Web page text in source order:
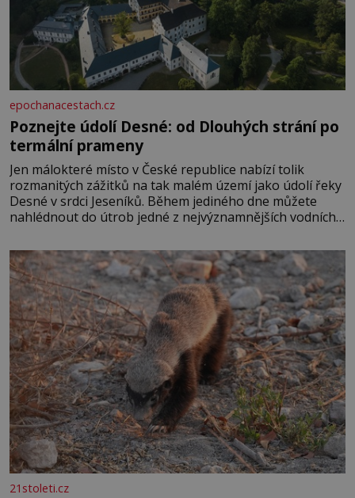
epochanacestach.cz
Poznejte údolí Desné: od Dlouhých strání po
termální prameny
Jen málokteré místo v České republice nabízí tolik
rozmanitých zážitků na tak malém území jako údolí řeky
Desné v srdci Jeseníků. Během jediného dne můžete
nahlédnout do útrob jedné z nejvýznamnějších vodních
se na koloběžce a den zakončit poznáváním památek ve
Velkých Losinách nebo v termálním
21stoleti.cz